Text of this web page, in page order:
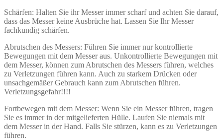
Schärfen: Halten Sie ihr Messer immer scharf und achten Sie darauf,
dass das Messer keine Ausbrüche hat. Lassen Sie Ihr Messer
fachkundig schärfen.
Abrutschen des Messers: Führen Sie immer nur kontrollierte
Bewegungen mit dem Messer aus. Unkontrollierte Bewegungen mit
dem Messer, können zum Abrutschen des Messers führen, welches
zu Verletzungen führen kann. Auch zu starkem Drücken oder
unsachgemäßer Gebrauch kann zum Abrutschen führen.
Verletzungsgefahr!!!!
Fortbewegen mit dem Messer: Wenn Sie ein Messer führen, tragen
Sie es immer in der mitgelieferten Hülle. Laufen Sie niemals mit
dem Messer in der Hand. Falls Sie stürzen, kann es zu Verletzungen
führen.